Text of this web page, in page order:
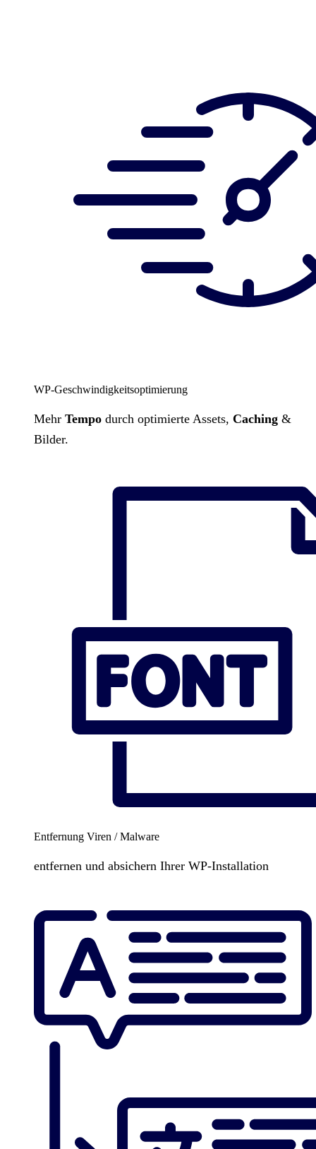
WP-Geschwindigkeitsoptimierung
Mehr Tempo durch optimierte Assets, Caching &
Bilder.
Entfernung Viren / Malware
entfernen und absichern Ihrer WP-Installation